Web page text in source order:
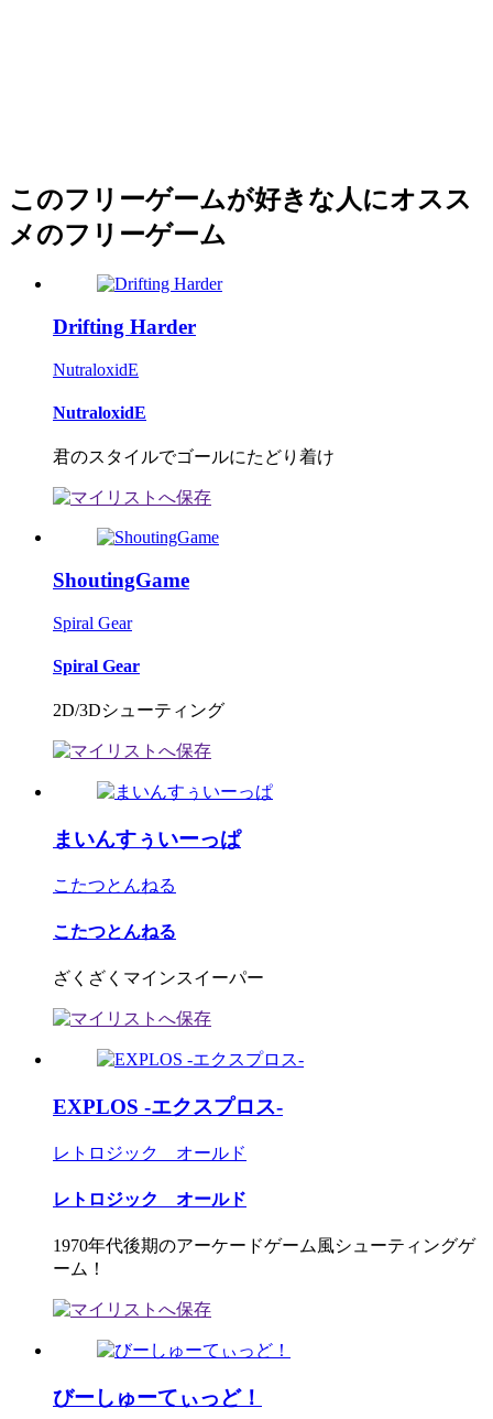
このフリーゲームが好きな人にオスス
メのフリーゲーム
Drifting Harder
NutraloxidE
NutraloxidE
君のスタイルでゴールにたどり着け
ShoutingGame
Spiral Gear
Spiral Gear
2D/3Dシューティング
まいんすぅいーっぱ
こたつとんねる
こたつとんねる
ざくざくマインスイーパー
EXPLOS -エクスプロス-
レトロジック オールド
レトロジック オールド
1970年代後期のアーケードゲーム風シューティングゲ
ーム！
びーしゅーてぃっど！